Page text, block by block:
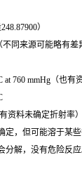
）
同来源可能略有差
at 760 mmHg（也
资料未确定折射率）
定，但可能溶于某
解，没有危险反应